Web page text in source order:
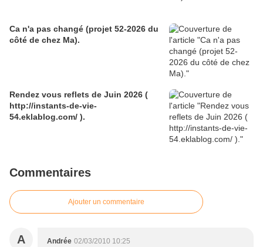
Ca n'a pas changé (projet 52-2026 du
côté de chez Ma).
Rendez vous reflets de Juin 2026 (
http://instants-de-vie-
54.eklablog.com/ ).
Commentaires
Ajouter un commentaire
A Andrée 02/03/2010 10:25